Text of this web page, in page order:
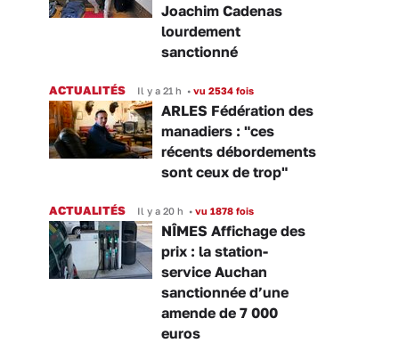
Joachim Cadenas
lourdement
sanctionné
ACTUALITÉS Il y a 21 h • vu 2534 fois
ARLES Fédération des
manadiers : "ces
récents débordements
sont ceux de trop"
ACTUALITÉS Il y a 20 h • vu 1878 fois
NÎMES Affichage des
prix : la station-
service Auchan
sanctionnée d’une
amende de 7 000
euros